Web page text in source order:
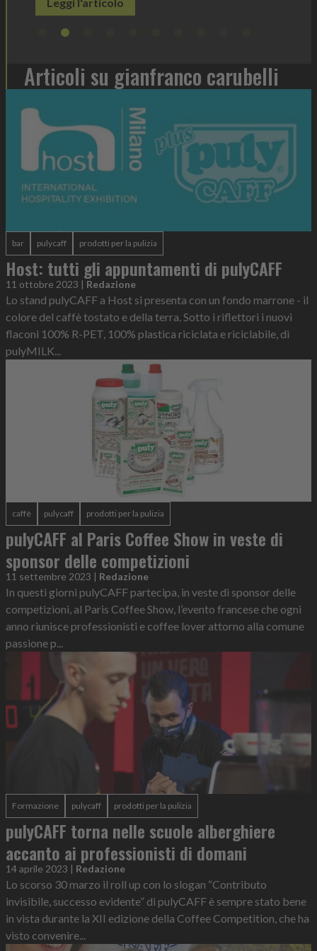
Articoli su gianfranco carubelli
bar pulycaff prodotti per la pulizia
Host: tutti gli appuntamenti di pulyCAFF
11 ottobre 2023 | Redazione
Lo stand pulyCAFF a Host si presenta con un fondo marrone - il
colore del caffè tostato e della terra. Sotto i riflettori i nuovi
flaconi 100% R-PET, 100% plastica riciclata e riciclabile, di
pulyMILK...
caffè pulycaff prodotti per la pulizia
pulyCAFF al Paris Coffee Show in veste di
sponsor delle competizioni
11 settembre 2023 | Redazione
In questi giorni pulyCAFF partecipa, in veste di sponsor delle
competizioni, al Paris Coffee Show, l’evento francese che ogni
anno riunisce professionisti e coffee lover attorno alla comune
passione p...
Formazione pulycaff prodotti per la pulizia
pulyCAFF torna nelle scuole alberghiere
accanto ai professionisti di domani
14 aprile 2023 | Redazione
Lo scorso 30 marzo il roll up con lo slogan “Contributo
invisibile, successo evidente” di pulyCAFF è sempre stato bene
in vista durante la XII edizione della Coffee Competition, che ha
visto convenire...